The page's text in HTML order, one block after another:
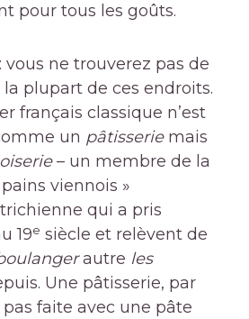
pour tous les goûts.
vous ne trouverez pas de
plupart de ces endroits.
français classique n’est
un pâtisserie mais
– un membre de la
viennois »
qui a pris
19e siècle et relèvent de
autre les
Une pâtisserie, par
faite avec une pâte